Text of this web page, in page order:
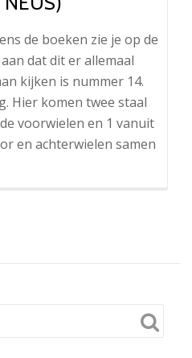
de boeken zie je op de
dat dit er allemaal
kijken is nummer 14.
Hier komen twee staal
voorwielen en 1 vanuit
en achterwielen samen